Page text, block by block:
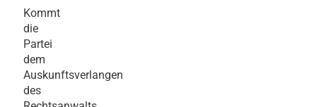
Kommt
die
Partei
dem
Auskunftsverlangen
des